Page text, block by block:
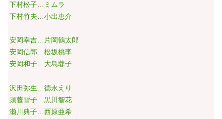
下村松子…ミムラ
下村竹夫…小出恵介
安岡幸吉…片岡鶴太郎
安岡信郎…松坂桃李
安岡和子…大島蓉子
沢田弥生…徳永えり
須藤雪子…黒川智花
瀬川典子…西原亜希